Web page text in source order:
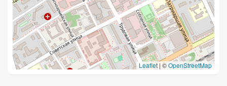
Leaflet |©OpenStreetMap